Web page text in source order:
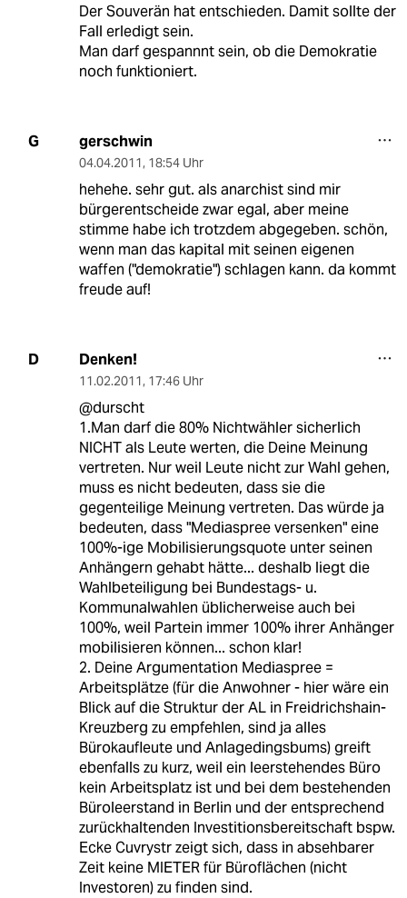
Der Souverän hat entschieden. Damit sollte der
Fall erledigt sein.
Man darf gespannnt sein, ob die Demokratie
noch funktioniert.
G gerschwin
04.04.2011, 18:54 Uhr
hehehe. sehr gut. als anarchist sind mir
bürgerentscheide zwar egal, aber meine
stimme habe ich trotzdem abgegeben. schön,
wenn man das kapital mit seinen eigenen
waffen ("demokratie") schlagen kann. da kommt
freude auf!
D Denken!
11.02.2011, 17:46 Uhr
@durscht
1.Man darf die 80% Nichtwähler sicherlich
NICHT als Leute werten, die Deine Meinung
vertreten. Nur weil Leute nicht zur Wahl gehen,
muss es nicht bedeuten, dass sie die
gegenteilige Meinung vertreten. Das würde ja
bedeuten, dass "Mediaspree versenken" eine
100%-ige Mobilisierungsquote unter seinen
Anhängern gehabt hätte... deshalb liegt die
Wahlbeteiligung bei Bundestags- u.
Kommunalwahlen üblicherweise auch bei
100%, weil Partein immer 100% ihrer Anhänger
mobilisieren können... schon klar!
2. Deine Argumentation Mediaspree =
Arbeitsplätze (für die Anwohner - hier wäre ein
Blick auf die Struktur der AL in Freidrichshain-
Kreuzberg zu empfehlen, sind ja alles
Bürokaufleute und Anlagedingsbums) greift
ebenfalls zu kurz, weil ein leerstehendes Büro
kein Arbeitsplatz ist und bei dem bestehenden
Büroleerstand in Berlin und der entsprechend
zurückhaltenden Investitionsbereitschaft bspw.
Ecke Cuvrystr zeigt sich, dass in absehbarer
Zeit keine MIETER für Büroflächen (nicht
Investoren) zu finden sind.